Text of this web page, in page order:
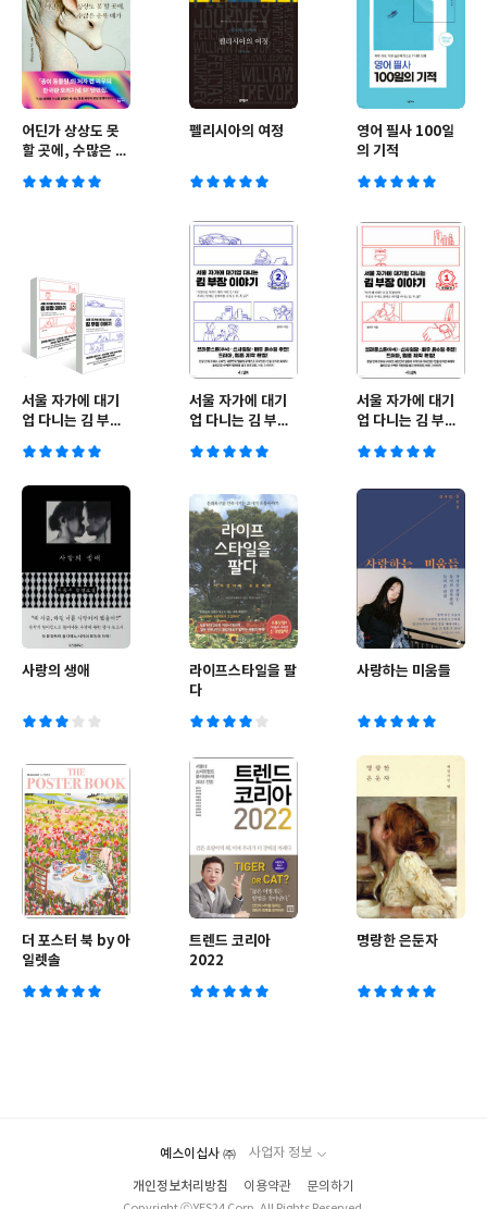
어딘가 상상도 못
할 곳에, 수많은 순
펠리시아의 여정
영어 필사 100일
의 기적
서울 자가에 대기
업 다니는 김 부장
트
서울 자가에 대기
업 다니는 김 부장
서울 자가에 대기
업 다니는 김 부장
사랑의 생애
라이프스타일을 팔
다
사랑하는 미움들
더 포스터 북 by 아
일렛솔
트렌드 코리아
2022
명랑한 은둔자
예스이십사 ㈜ 사업자 정보
개인정보처리방침 이용약관
문의하기